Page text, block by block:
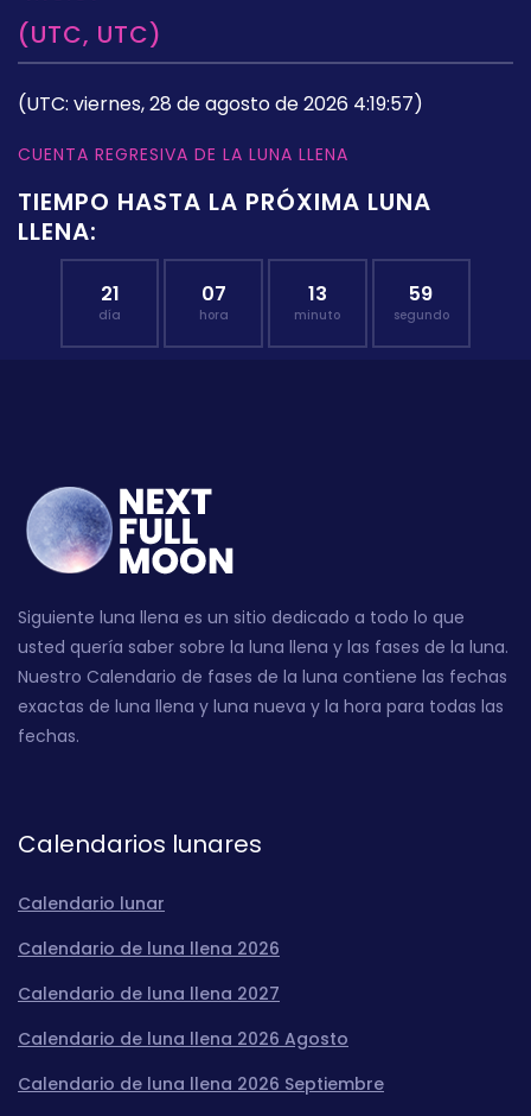
(UTC, UTC)
(UTC: viernes, 28 de agosto de 2026 4:19:57)
CUENTA REGRESIVA DE LA LUNA LLENA
TIEMPO HASTA LA PRÓXIMA LUNA
LLENA:
21
día
07
hora
13
minuto
58
segundo
Siguiente luna llena es un sitio dedicado a todo lo que
usted quería saber sobre la luna llena y las fases de la luna.
Nuestro Calendario de fases de la luna contiene las fechas
exactas de luna llena y luna nueva y la hora para todas las
fechas.
Calendarios lunares
Calendario lunar
Calendario de luna llena 2026
Calendario de luna llena 2027
Calendario de luna llena 2026 Agosto
Calendario de luna llena 2026 Septiembre